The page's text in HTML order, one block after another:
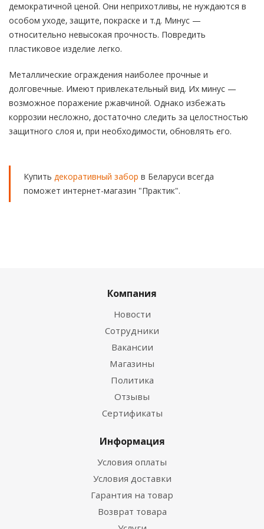
демократичной ценой. Они неприхотливы, не нуждаются в
особом уходе, защите, покраске и т.д. Минус —
относительно невысокая прочность. Повредить
пластиковое изделие легко.
Металлические ограждения наиболее прочные и
долговечные. Имеют привлекательный вид. Их минус —
возможное поражение ржавчиной. Однако избежать
коррозии несложно, достаточно следить за целостностью
защитного слоя и, при необходимости, обновлять его.
Купить декоративный забор в Беларуси всегда
поможет интернет-магазин "Практик".
Компания
Новости
Сотрудники
Вакансии
Магазины
Политика
Отзывы
Сертификаты
Информация
Условия оплаты
Условия доставки
Гарантия на товар
Возврат товара